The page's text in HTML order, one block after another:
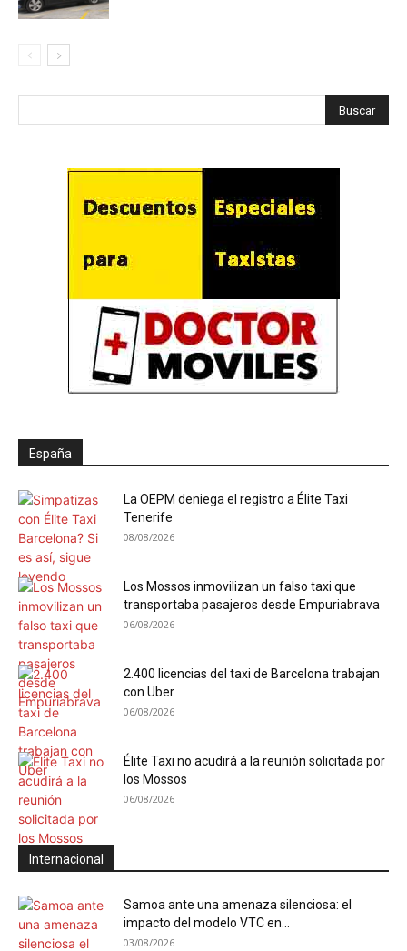
España
La OEPM deniega el registro a Élite Taxi
Tenerife
08/08/2026
Los Mossos inmovilizan un falso taxi que
transportaba pasajeros desde Empuriabrava
06/08/2026
2.400 licencias del taxi de Barcelona trabajan
con Uber
06/08/2026
Élite Taxi no acudirá a la reunión solicitada por
los Mossos
06/08/2026
Internacional
Samoa ante una amenaza silenciosa: el
impacto del modelo VTC en...
03/08/2026